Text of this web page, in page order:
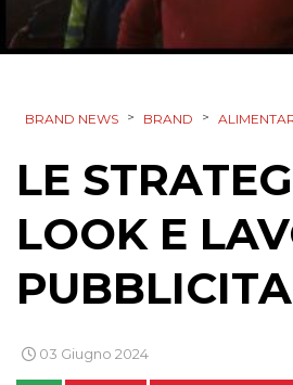
BRAND NEWS > BRAND >
LE
LOOK E
03 Giugno 2024